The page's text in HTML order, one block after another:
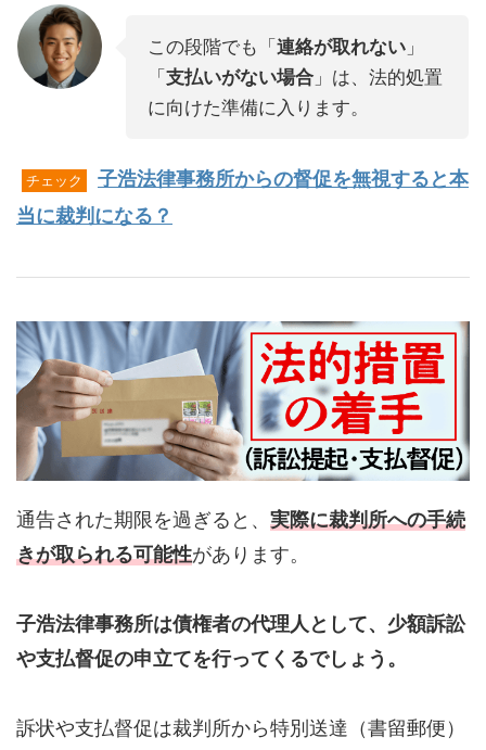
この段階でも「連絡が取れない 」
「支払いがない場合 」は、法的処置
に向けた準備に入ります。
チェック
子浩法律事務所からの督促を無視すると本
当に裁判になる？
通告された期限を過ぎると、 実際に裁判所への手続
きが取られる可能性があります。
子浩法律事務所は債権者の代理人として、少額訴訟
や支払督促の申立てを行ってくるでしょう。
訴状や支払督促は裁判所から特別送達（書留郵便）